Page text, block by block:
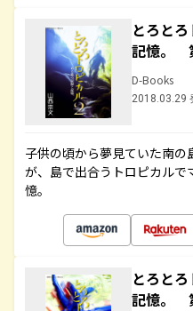
とろと
記憶。
D-Books
2018.03.29
子供の頃から夢見ていた南
が、島で出合うトロピカル
憶。
とろと
記憶。